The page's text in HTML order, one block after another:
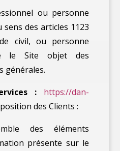
ou personne
sens des articles 1123
civil, ou personne
le Site objet des
générales.
:
https://dan-
des Clients :
des éléments
présente sur le